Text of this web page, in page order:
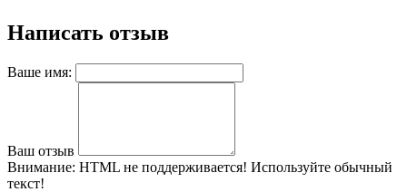
Написать отзыв
Ваше имя:
Ваш отзыв
Внимание: HTML не поддерживается! Используйте обычный
текст!